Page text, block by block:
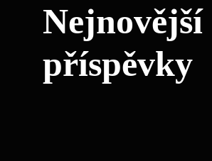
Nejnovější
příspěvky